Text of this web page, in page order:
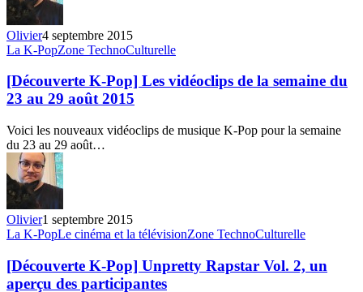
du
3
septembre
2014
Olivier4 septembre 2015
[Découverte
Pop]
Les
vidéoclips
la
semaine
du
23
au
29
août
2015
La K-PopZone TechnoCulturelle
[Découverte K-Pop] Les vidéoclips de la semaine du
23 au 29 août 2015
Voici les nouveaux vidéoclips de musique K-Pop pour la semaine
du 23 au 29 août…
Olivier1 septembre 2015
[Découverte
Pop]
Unpretty
La K-PopLe cinéma et la télévisionZone TechnoCulturelle
[Découverte K-Pop] Unpretty Rapstar Vol. 2, un
aperçu des participantes